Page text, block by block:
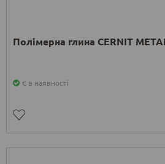
Полімерна глина CERNIT
Є в наявності